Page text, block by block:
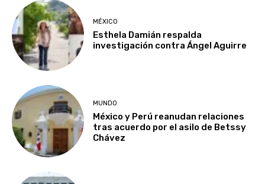
MÉXICO
Esthela Damián respalda
investigación contra Ángel Aguirre
MUNDO
México y Perú reanudan relaciones
tras acuerdo por el asilo de Betssy
Chávez